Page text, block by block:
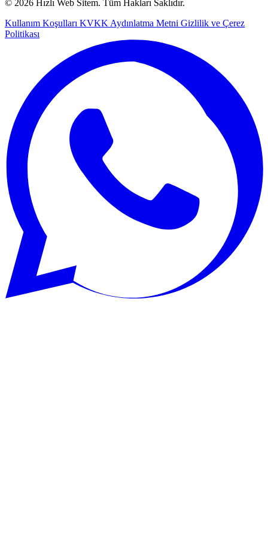
© 2026 Hızlı Web Sitem. Tüm Hakları Saklıdır.
Kullanım Koşulları KVKK Aydınlatma Metni Gizlilik ve Çerez
Politikası